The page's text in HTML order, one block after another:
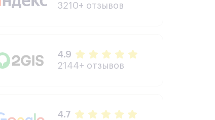
3210+ отзывов
4.9
2144+ отзывов
4.7